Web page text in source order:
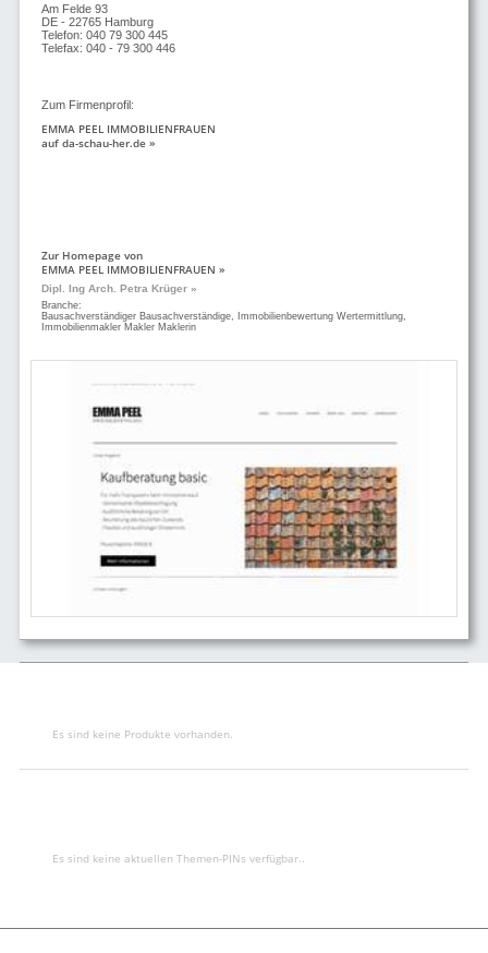
Am Felde 93
DE - 22765 Hamburg
Telefon: 040 79 300 445
Telefax: 040 - 79 300 446
Zum Firmenprofil:
EMMA PEEL IMMOBILIENFRAUEN
auf da-schau-her.de »
Zur Homepage von
EMMA PEEL IMMOBILIENFRAUEN »
Dipl. Ing Arch. Petra Krüger »
Branche:
Bausachverständiger Bausachverständige, Immobilienbewertung Wertermittlung,
Immobilienmakler Makler Maklerin
Es sind keine Produkte vorhanden.
Es sind keine aktuellen Themen-PINs verfügbar..